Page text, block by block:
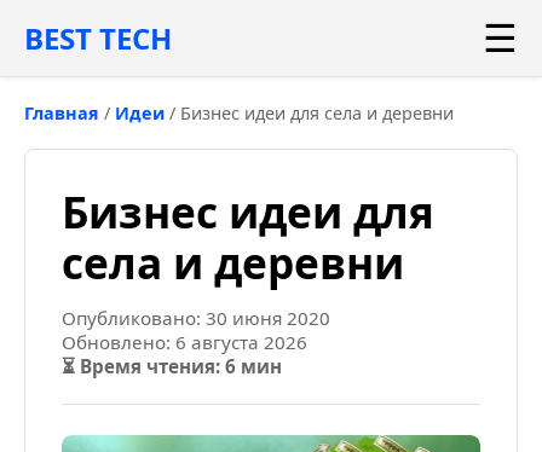
BEST TECH ☰
Главная / Идеи / Бизнес идеи для села и деревни
Бизнес идеи для
села и деревни
Опубликовано: 30 июня 2020
Обновлено: 6 августа 2026
⏳ Время чтения: 6 мин